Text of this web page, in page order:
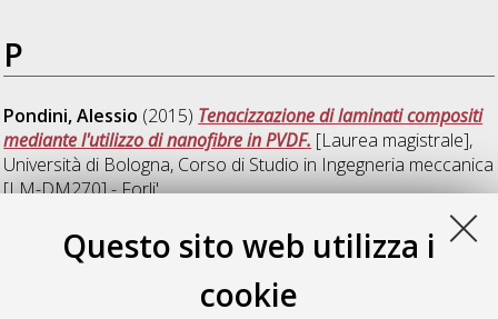
Questo sito web utilizza i
cookie
P
Pondini, Alessio (2015) Tenacizzazione di laminati compositi
mediante l'utilizzo di nanofibre in PVDF. [Laurea magistrale],
Università di Bologna, Corso di Studio in Ingegneria meccanica
[LM-DM270] - Forli'